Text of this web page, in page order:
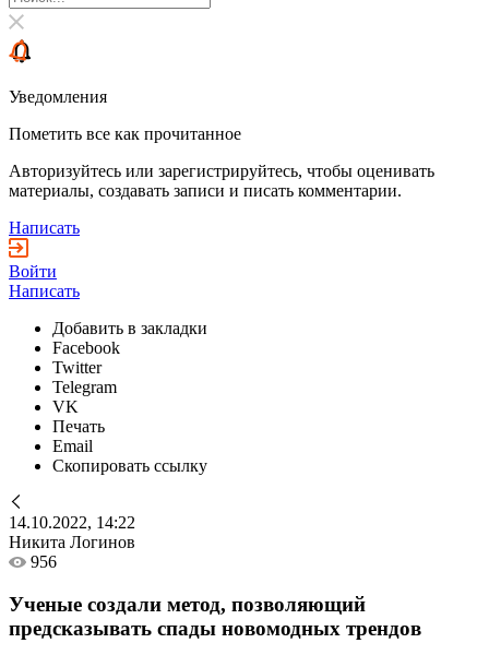
Уведомления
Пометить все как прочитанное
Авторизуйтесь или зарегистрируйтесь, чтобы оценивать
материалы, создавать записи и писать комментарии.
Написать
Войти
Написать
Добавить в закладки
Facebook
Twitter
Telegram
VK
Печать
Email
Скопировать ссылку
14.10.2022, 14:22
Никита Логинов
956
Ученые создали метод, позволяющий
предсказывать спады новомодных трендов